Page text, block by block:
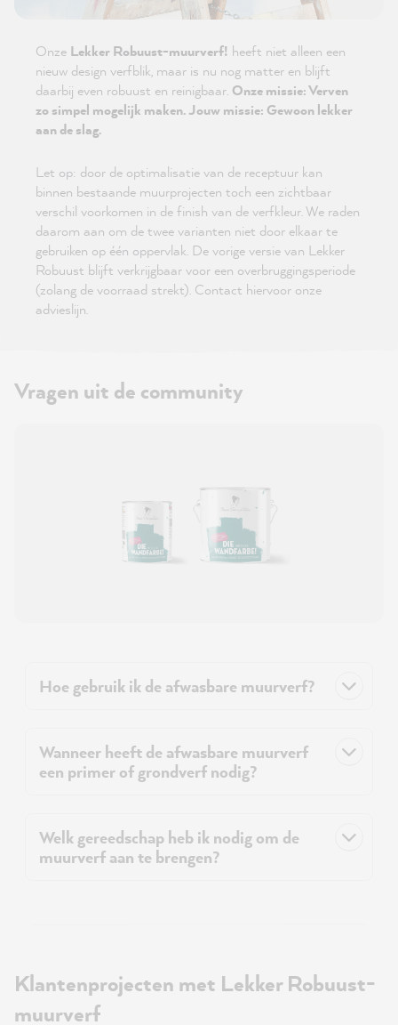
Onze Lekker Robuust-muurverf! heeft niet alleen een
nieuw design verfblik, maar is nu nog matter en blijft
daarbij even robuust en reinigbaar. Onze missie: Verven
zo simpel mogelijk maken. Jouw missie: Gewoon lekker
aan de slag.
Let op: door de optimalisatie van de receptuur kan
binnen bestaande muurprojecten toch een zichtbaar
verschil voorkomen in de finish van de verfkleur. We raden
daarom aan om de twee varianten niet door elkaar te
gebruiken op één oppervlak. De vorige versie van Lekker
Robuust blijft verkrijgbaar voor een overbruggingsperiode
(zolang de voorraad strekt). Contact hiervoor onze
advieslijn.
Vragen uit de community
Hoe gebruik ik de afwasbare muurverf?
Wanneer heeft de afwasbare muurverf
een primer of grondverf nodig?
Welk gereedschap heb ik nodig om de
muurverf aan te brengen?
Klantenprojecten met Lekker Robuust-
muurverf